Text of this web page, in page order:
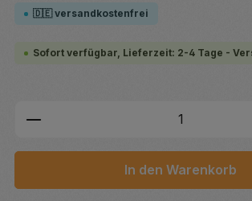
🇩🇪 versandkostenfrei
Sofort verfügbar, Lieferzeit: 2-4 Tage -
Produkt Anzahl: Gib den
In den Warenkorb